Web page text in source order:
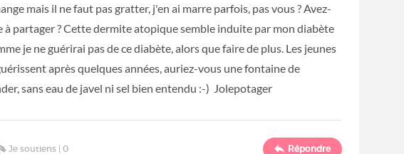
mais il ne faut pas gratter, j'en ai marre parfois, pas vous ? Avez-
partager ? Cette dermite atopique semble induite par mon diabète
je ne guérirai pas de ce diabète, alors que faire de plus. Les jeunes
après quelques années, auriez-vous une fontaine de
sans eau de javel ni sel bien entendu :-) Jolepotager
Je soutiens |0 Répondre